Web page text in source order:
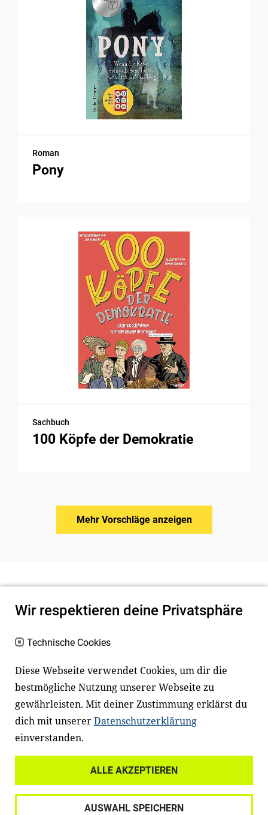
Roman
Pony
Sachbuch
100 Köpfe der Demokratie
Mehr Vorschläge anzeigen
Newsletter
Facebook LinkedIn
Datenschutz
Wir respektieren deine Privatsphäre
Technische Cookies
Diese Webseite verwendet Cookies, um dir die
bestmögliche Nutzung unserer Webseite zu
gewährleisten. Mit deiner Zustimmung erklärst du
dich mit unsererDatenschutzerklärung
einverstanden.
ALLE AKZEPTIEREN
AUSWAHL SPEICHERN